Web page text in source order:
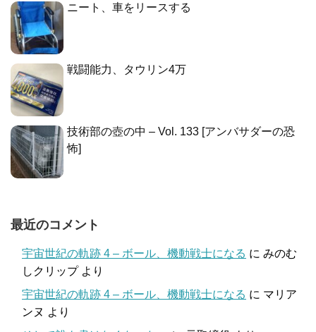
ニート、車をリースする
戦闘能力、タウリン4万
技術部の壺の中 – Vol. 133 [アンバサダーの恐
怖]
最近のコメント
宇宙世紀の軌跡 4 – ボール、機動戦士になる に みのむ
しクリップより
宇宙世紀の軌跡 4 – ボール、機動戦士になる に マリア
ンヌ より